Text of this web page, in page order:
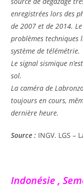
enregistrées lors des
de 2007 et de 2014.
problèmes techniques
système de télémétrie.
Le signal sismique
sol.
La caméra de
toujours en cours,
dernière heure.
Source : INGV. LGS –
Indonésie ,